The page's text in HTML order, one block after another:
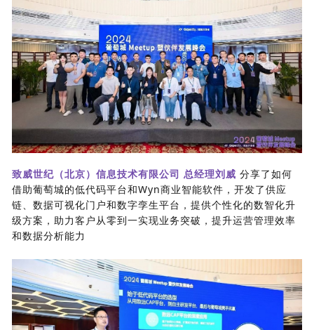
致威世纪（北京）信息技术有限公司 总经理刘威 分享了如何
借助葡萄城的低代码平台和Wyn商业智能软件，开发了供应
链、数据可视化门户和数字孪生平台，提供个性化的数智化升
级方案，助力客户从零到一实现业务突破，提升运营管理效率
和数据分析能力